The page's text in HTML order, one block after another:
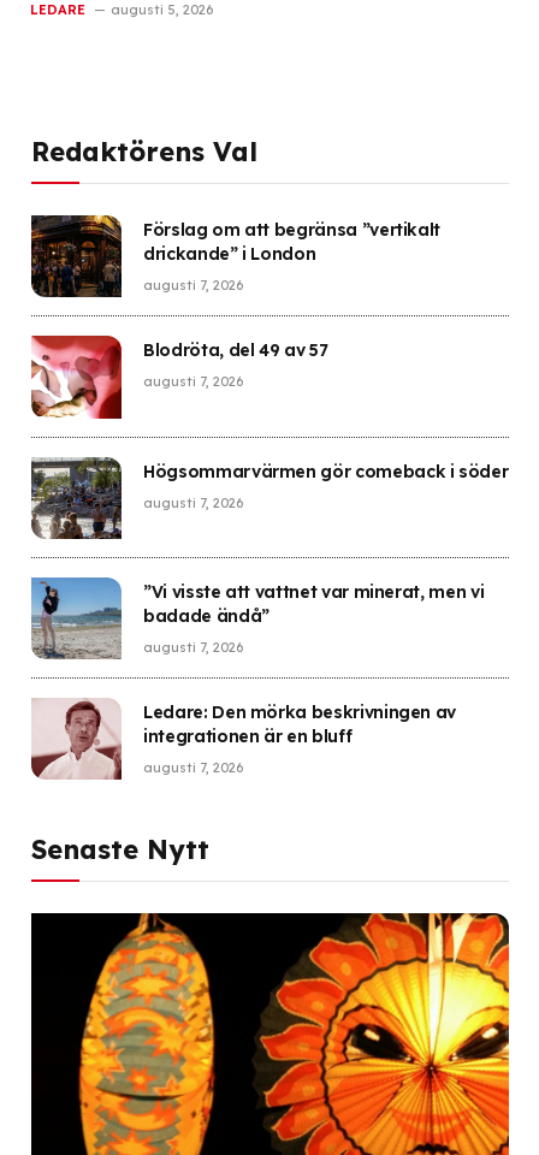
LEDARE augusti 5, 2026
Redaktörens Val
Förslag om att begränsa ”vertikalt
drickande” i London
augusti 7, 2026
Blodröta, del 49 av 57
augusti 7, 2026
Högsommarvärmen gör comeback i söder
augusti 7, 2026
”Vi visste att vattnet var minerat, men vi
badade ändå”
augusti 7, 2026
Ledare: Den mörka beskrivningen av
integrationen är en bluff
augusti 7, 2026
Senaste Nytt